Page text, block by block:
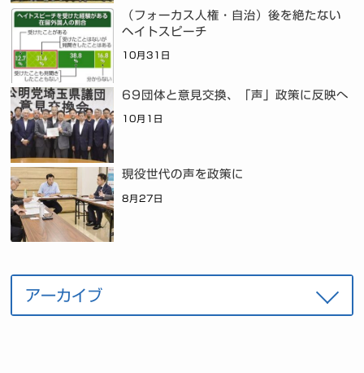
（フォーカス人権・自治）後を絶たない
ヘイトスピーチ
10月31日
69団体と意見交換、「声」政策に反映へ
10月1日
現役世代の声を政策に
8月27日